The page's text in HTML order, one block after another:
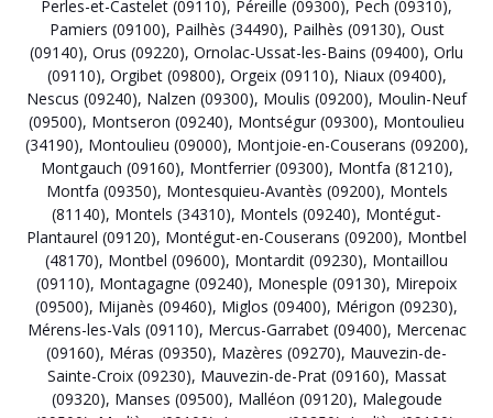
Perles-et-Castelet (09110), Péreille (09300), Pech (09310),
Pamiers (09100), Pailhès (34490), Pailhès (09130), Oust
(09140), Orus (09220), Ornolac-Ussat-les-Bains (09400), Orlu
(09110), Orgibet (09800), Orgeix (09110), Niaux (09400),
Nescus (09240), Nalzen (09300), Moulis (09200), Moulin-Neuf
(09500), Montseron (09240), Montségur (09300), Montoulieu
(34190), Montoulieu (09000), Montjoie-en-Couserans (09200),
Montgauch (09160), Montferrier (09300), Montfa (81210),
Montfa (09350), Montesquieu-Avantès (09200), Montels
(81140), Montels (34310), Montels (09240), Montégut-
Plantaurel (09120), Montégut-en-Couserans (09200), Montbel
(48170), Montbel (09600), Montardit (09230), Montaillou
(09110), Montagagne (09240), Monesple (09130), Mirepoix
(09500), Mijanès (09460), Miglos (09400), Mérigon (09230),
Mérens-les-Vals (09110), Mercus-Garrabet (09400), Mercenac
(09160), Méras (09350), Mazères (09270), Mauvezin-de-
Sainte-Croix (09230), Mauvezin-de-Prat (09160), Massat
(09320), Manses (09500), Malléon (09120), Malegoude